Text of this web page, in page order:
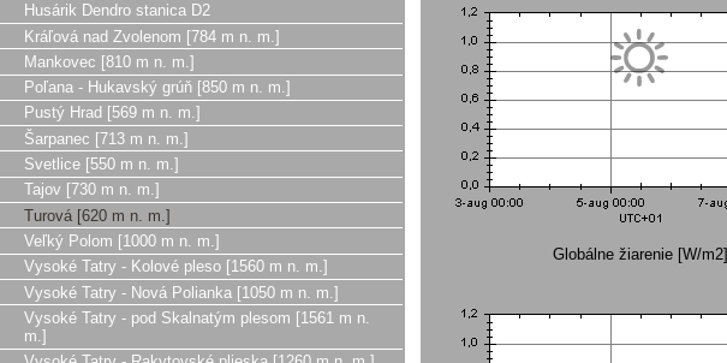
Husárik Dendro stanica D2
Kráľová nad Zvolenom [784 m n. m.]
Mankovec [810 m n. m.]
Poľana - Hukavský grúň [850 m n. m.]
Pustý Hrad [569 m n. m.]
Šarpanec [713 m n. m.]
Svetlice [550 m n. m.]
Tajov [730 m n. m.]
Turová [620 m n. m.]
Veľký Polom [1000 m n. m.]
Vysoké Tatry - Kolové pleso [1560 m n. m.]
Vysoké Tatry - Nová Polianka [1050 m n. m.]
Vysoké Tatry - pod Skalnatým plesom [1561 m n.
m.]
Globálne žiarenie [W/m2]